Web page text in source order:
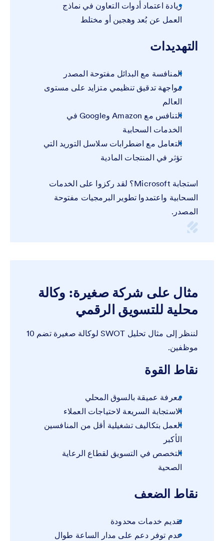
زيادة اعتماد أدوات التعاون في نماذج
العمل عن بُعد وهجين أو مختلط
التهديدات
المنافسة مع البدائل مفتوحة المصدر
مواجهة تدقيق تنظيمي متزايد على مستوى
العالم
التنافس مع Amazon وGoogle في
الخدمات السحابية
التعامل مع اضطرابات سلاسل التوريد التي
تؤثر في المنتجات المادية
استجابة Microsoft؟ لقد ركزوا على الخدمات
السحابية واعتمدوا تطوير البرمجيات مفتوحة
المصدر.
مثال على شركة صغيرة: وكالة
محلية للتسويق الرقمي
لننظر إلى مثال تحليل SWOT لوكالة صغيرة تضم 10
موظفين.
نقاط القوة
معرفة عميقة بالسوق المحلي
الاستجابة السريعة لاحتياجات العملاء
العمل بتكاليف تشغيلية أقل من المنافسين
الأكبر
التخصص في التسويق لقطاع الرعاية
الصحية
نقاط الضعف
تقديم خدمات محدودة
عدم توفر دعم على مدار الساعة طوال